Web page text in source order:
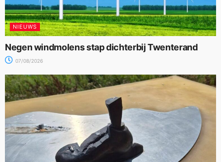
NIEUWS
Negen windmolens stap dichterbij Twenterand
07/08/2026